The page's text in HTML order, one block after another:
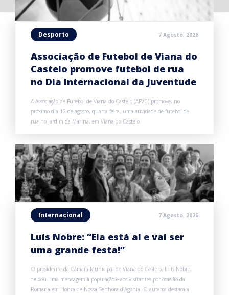
Desporto 7 Agosto, 2026
Associação de Futebol de Viana do
Castelo promove futebol de rua
no Dia Internacional da Juventude
A Associação de Futebol de Viana do Castelo (AFVC) promove, no
próximo dia 12 de agosto, quarta-feira, uma atividade de futebol de
rua no Jardim da Marina, em Viana do Castelo.
Internacional 7 Agosto, 2026
Luís Nobre: “Ela está aí e vai ser
uma grande festa!”
O presidente da Câmara Municipal de Viana do Castelo, Luís Nobre,
deixou uma mensagem à população e aos visitantes por ocasião da
Romaria em Honra de Nossa Senhora d’Agonia. O autarca destaca a